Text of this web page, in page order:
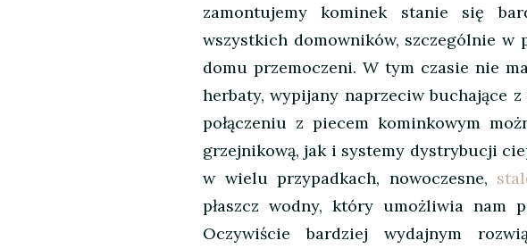
zamontujemy kominek stanie się
wszystkich domowników, szczególnie w
domu przemoczeni. W tym czasie nie
herbaty, wypijany naprzeciw buchające
połączeniu z piecem kominkowym
grzejnikową, jak i systemy dystrybucji
w wielu przypadkach, nowoczesne,
płaszcz wodny, który umożliwia nam
Oczywiście bardziej wydajnym